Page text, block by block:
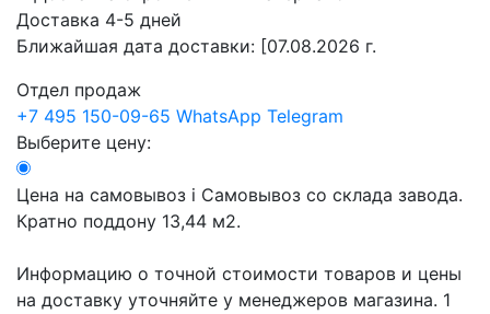
Доставка 4-5 дней
Ближайшая дата доставки: [07.08.2026 г.
Отдел продаж
+7 495 150-09-65 WhatsApp Telegram
Выберите цену:
Цена на самовывоз i Самовывоз со склада завода.
Кратно поддону 13,44 м2.
Информацию о точной стоимости товаров и цены
на доставку уточняйте у менеджеров магазина. 1